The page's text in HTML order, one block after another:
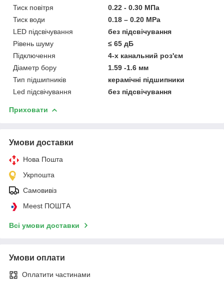
Тиск повітря
0.22 - 0.30 МПа
Тиск води
0.18 – 0.20 MPa
LED підсвічування
без підсвічування
Рівень шуму
≤ 65 дБ
Підключення
4-х канальний роз'єм
Діаметр бору
1.59 -1.6 мм
Тип підшипників
керамічні підшипники
Led підсвічування
без підсвічування
Приховати
Умови доставки
Нова Пошта
Укрпошта
Самовивіз
Meest ПОШТА
Всі умови доставки
Умови оплати
Оплатити частинами